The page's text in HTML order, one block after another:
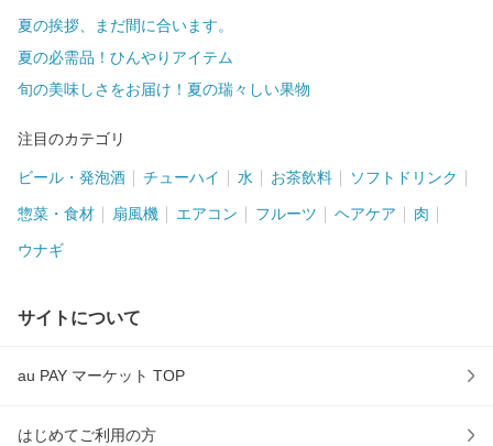
夏の挨拶、まだ間に合います。
夏の必需品！ひんやりアイテム
旬の美味しさをお届け！夏の瑞々しい果物
注目のカテゴリ
ビール・発泡酒 チューハイ 水 お茶飲料 ソフトドリンク
惣菜・食材 扇風機 エアコン フルーツ ヘアケア 肉
ウナギ
サイトについて
au PAY マーケット TOP
はじめてご利用の方